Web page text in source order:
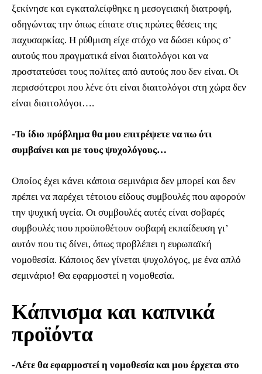
ξεκίνησε και εγκαταλείφθηκε η μεσογειακή διατροφή,
οδηγώντας την όπως είπατε στις πρώτες θέσεις της
παχυσαρκίας. Η ρύθμιση είχε στόχο να δώσει κύρος σ’
αυτούς που πραγματικά είναι διαιτολόγοι και να
προστατεύσει τους πολίτες από αυτούς που δεν είναι. Οι
περισσότεροι που λένε ότι είναι διαιτολόγοι στη χώρα δεν
είναι διαιτολόγοι….
-Το ίδιο πρόβλημα θα μου επιτρέψετε να πω ότι
συμβαίνει και με τους ψυχολόγους…
Οποίος έχει κάνει κάποια σεμινάρια δεν μπορεί και δεν
πρέπει να παρέχει τέτοιου είδους συμβουλές που αφορούν
την ψυχική υγεία. Οι συμβουλές αυτές είναι σοβαρές
συμβουλές που προϋποθέτουν σοβαρή εκπαίδευση γι’
αυτόν που τις δίνει, όπως προβλέπει η ευρωπαϊκή
νομοθεσία. Κάποιος δεν γίνεται ψυχολόγος, με ένα απλό
σεμινάριο! Θα εφαρμοστεί η νομοθεσία.
Κάπνισμα και καπνικά
προϊόντα
-Λέτε θα εφαρμοστεί η νομοθεσία και μου έρχεται στο